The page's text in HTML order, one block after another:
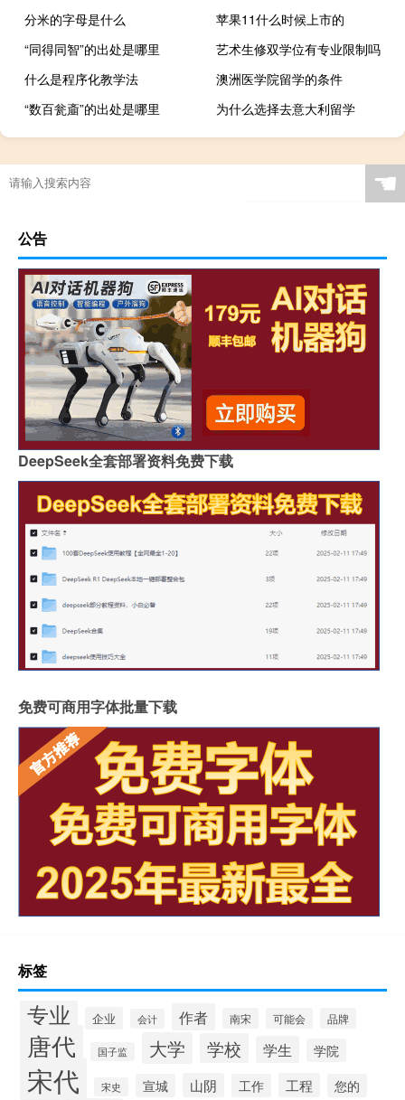
分米的字母是什么
苹果11什么时候上市的
“同得同智”的出处是哪里
艺术生修双学位有专业限制吗
什么是程序化教学法
澳洲医学院留学的条件
“数百瓮齑”的出处是哪里
为什么选择去意大利留学
☚
公告
DeepSeek全套部署资料免费下载
免费可商用字体批量下载
标签
专业 企业 会计 作者 南宋 可能会 品牌
唐代 国子监 大学 学校 学生 学院
宋代 宋史 宣城 山阴 工作 工程 您的